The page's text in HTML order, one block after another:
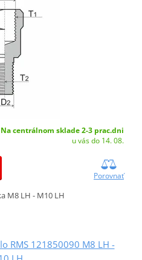
Na centrálnom sklade 2-3 prac.dni
u vás do 14. 08.
Porovnať
M8 LH - M10 LH
RMS 121850090 M8 LH -